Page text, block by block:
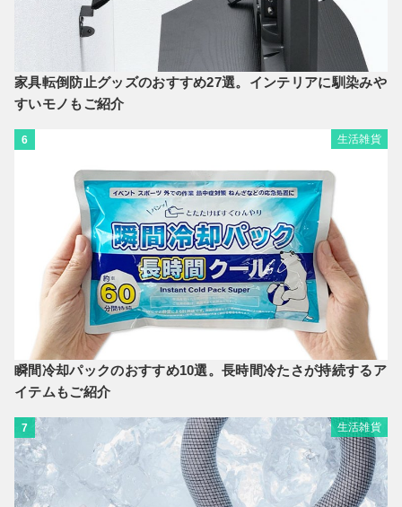
家具転倒防止グッズのおすすめ27選。インテリアに馴染みや
すいモノもご紹介
6 生活雑貨
瞬間冷却パックのおすすめ10選。長時間冷たさが持続するア
イテムもご紹介
7 生活雑貨